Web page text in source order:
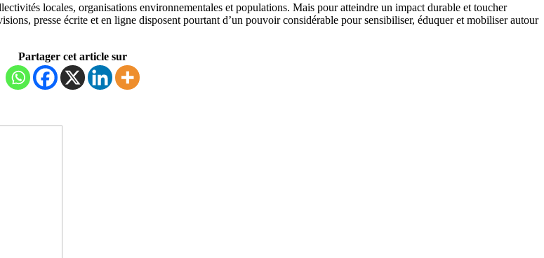
locales, organisations environnementales et populations. Mais pour atteindre un impact durable et toucher
presse écrite et en ligne disposent pourtant d’un pouvoir considérable pour sensibiliser, éduquer et mobiliser autour
Partager cet article sur